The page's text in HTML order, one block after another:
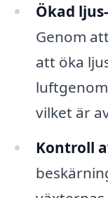
Ökad
Genom
att öka
vilket är
Kontroll